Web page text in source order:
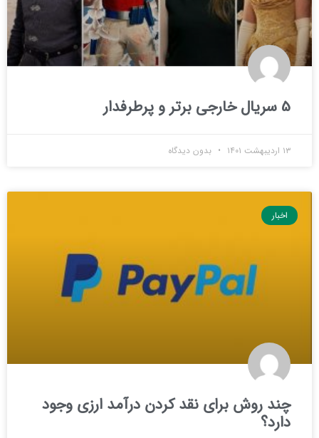
5 سریال خارجی برتر و پرطرفدار
۱۳ اردیبهشت ۱۴۰۱ بدون دیدگاه
اخبار
چند روش برای نقد کردن درآمد ارزی وجود
دارد؟